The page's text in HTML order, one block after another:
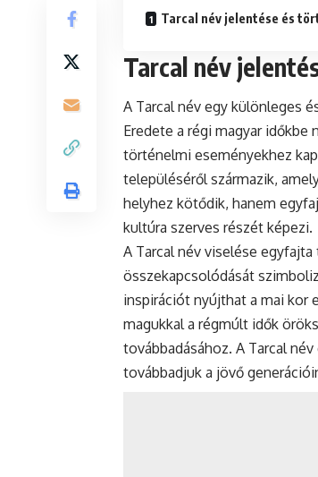
Tarcal név jelentése és
Tarcal név
A Tarcal név egy különleges
Eredete a régi magyar időkbe
történelmi eseményekhez
településéről származik,
helyhez kötődik, hanem
kultúra szerves részét képezi.
A Tarcal név viselése
összekapcsolódását
inspirációt nyújthat a mai kor
magukkal a régmúlt idők
továbbadásához. A Tarcal
továbbadjuk a jövő